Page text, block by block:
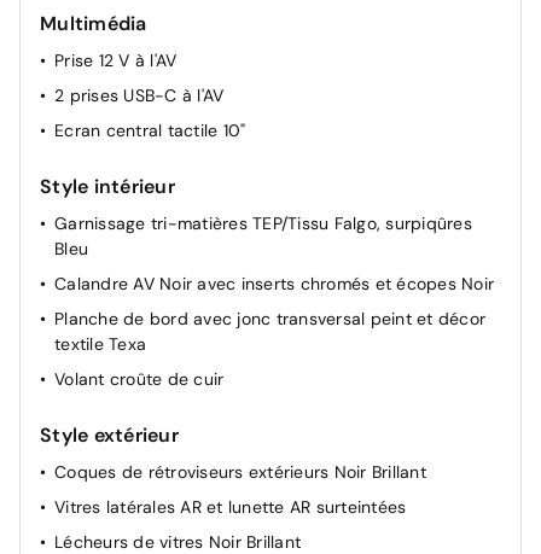
Système stop & go couplé avec l'assistance au
son entretien amont est certifié par le constructeur et
reconnu par les garages du réseau, sans qu'il soit
Lève-vitres électriques AV/ AR et séquentiels avec
anti-pincement
Air conditionné automatique bi-zone
Siège passager réglable en hauteur
Essuie-vitre AV à déclenchement automatique
Rétroviseur intérieur photosensible
Alerte attention conducteur
Aide au stationnement AR
rangement
Peugeot i-Cockpit avec combiné d'instrumentation
numérique 10'' personnalisable
Multimédia
Prise 12 V à l'AV
2 prises USB-C à l'AV
Ecran central tactile 10"
Style intérieur
Garnissage tri-matières TEP/Tissu Falgo, surpiqûres
Bleu
Calandre AV Noir avec inserts chromés et écopes Noir
Planche de bord avec jonc transversal peint et décor
textile Texa
Volant croûte de cuir
Style extérieur
Coques de rétroviseurs extérieurs Noir Brillant
Vitres latérales AR et lunette AR surteintées
Lécheurs de vitres Noir Brillant